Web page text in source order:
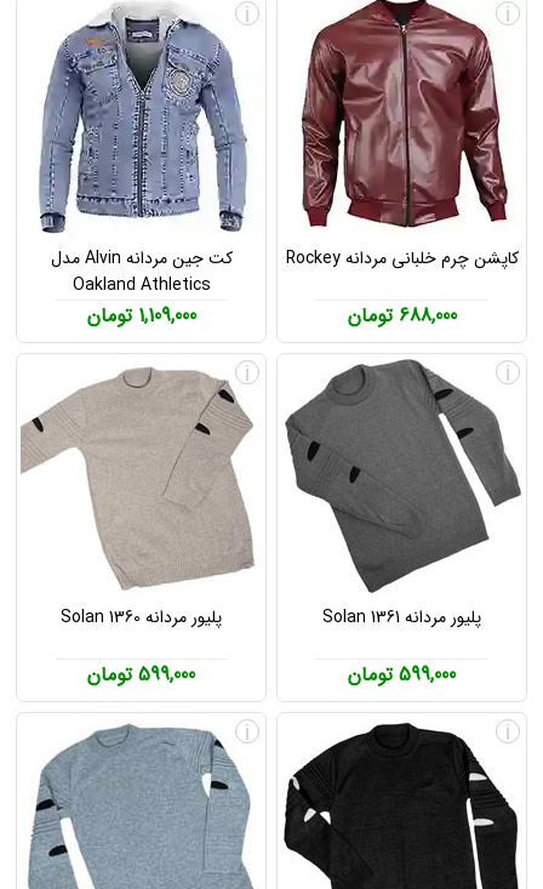
کاپشن چرم خلبانی مردانه Rockey
688,000 تومان
i
کت جین مردانه Alvin مدل
Oakland Athletics
1,109,000 تومان
i
پلیور مردانه Solan 1361
599,000 تومان
i
پلیور مردانه Solan 1360
599,000 تومان
i
i
i